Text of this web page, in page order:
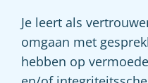
Je leert als
omgaan met
hebben op